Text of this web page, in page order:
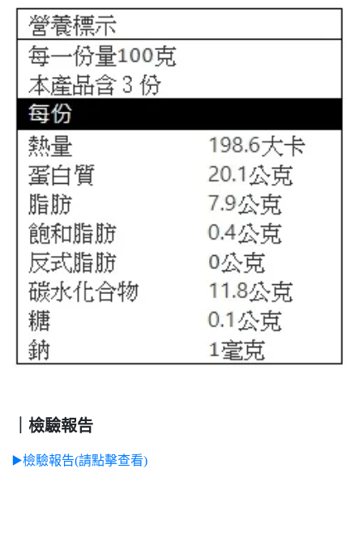
｜檢驗報告
▶️檢驗報告(請點擊查看)